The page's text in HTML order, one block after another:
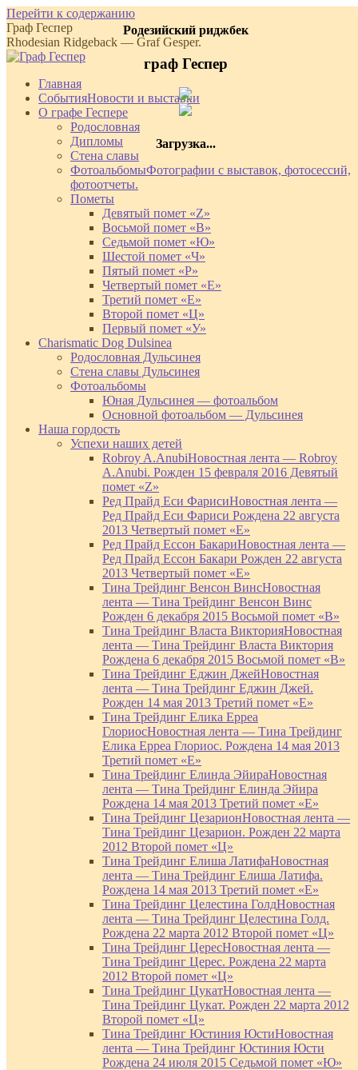
Родезийский риджбек
граф Геспер
Загрузка...
Перейти к содержанию
Граф Геспер
Rhodesian Ridgeback — Graf Gesper.
Главная
СобытияНовости и выставки
О графе Геспере
Родословная
Дипломы
Стена славы
ФотоальбомыФотографии с выставок, фотосессий,
фотоотчеты.
Пометы
Девятый помет «Z»
Восьмой помет «В»
Седьмой помет «Ю»
Шестой помет «Ч»
Пятый помет «Р»
Четвертый помет «Е»
Третий помет «Е»
Второй помет «Ц»
Первый помет «У»
Charismatic Dog Dulsinea
Родословная Дульсинея
Стена славы Дульсинея
Фотоальбомы
Юная Дульсинея — фотоальбом
Основной фотоальбом — Дульсинея
Наша гордость
Успехи наших детей
Robroy A.AnubiНовостная лента — Robroy
A.Anubi. Рожден 15 февраля 2016 Девятый
помет «Z»
Ред Прайд Еси ФарисиНовостная лента —
Ред Прайд Еси Фариси Рождена 22 августа
2013 Четвертый помет «Е»
Ред Прайд Ессон БакариНовостная лента —
Ред Прайд Ессон Бакари Рожден 22 августа
2013 Четвертый помет «Е»
Тина Трейдинг Венсон ВинсНовостная
лента — Тина Трейдинг Венсон Винс
Рожден 6 декабря 2015 Восьмой помет «В»
Тина Трейдинг Власта ВикторияНовостная
лента — Тина Трейдинг Власта Виктория
Рождена 6 декабря 2015 Восьмой помет «В»
Тина Трейдинг Еджин ДжейНовостная
лента — Тина Трейдинг Еджин Джей.
Рожден 14 мая 2013 Третий помет «Е»
Тина Трейдинг Елика Ерреа
ГлориосНовостная лента — Тина Трейдинг
Елика Ерреа Глориос. Рождена 14 мая 2013
Третий помет «Е»
Тина Трейдинг Елинда ЭйираНовостная
лента — Тина Трейдинг Елинда Эйира
Рождена 14 мая 2013 Третий помет «Е»
Тина Трейдинг ЦезарионНовостная лента —
Тина Трейдинг Цезарион. Рожден 22 марта
2012 Второй помет «Ц»
Тина Трейдинг Елиша ЛатифаНовостная
лента — Тина Трейдинг Елиша Латифа.
Рождена 14 мая 2013 Третий помет «Е»
Тина Трейдинг Целестина ГолдНовостная
лента — Тина Трейдинг Целестина Голд.
Рождена 22 марта 2012 Второй помет «Ц»
Тина Трейдинг ЦересНовостная лента —
Тина Трейдинг Церес. Рождена 22 марта
2012 Второй помет «Ц»
Тина Трейдинг ЦукатНовостная лента —
Тина Трейдинг Цукат. Рожден 22 марта 2012
Второй помет «Ц»
Тина Трейдинг Юстиния ЮстиНовостная
лента — Тина Трейдинг Юстиния Юсти
Рождена 24 июля 2015 Седьмой помет «Ю»